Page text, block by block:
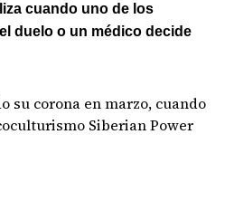
cuando uno de los
duelo o un médico decide
su corona en marzo, cuando
Siberian Power